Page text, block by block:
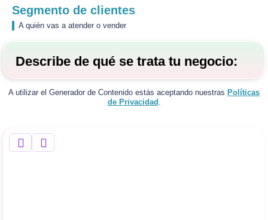
Segmento de clientes
A quién vas a atender o vender
Describe de qué se trata tu negocio:
A utilizar el Generador de Contenido estás aceptando nuestras Políticas
de Privacidad